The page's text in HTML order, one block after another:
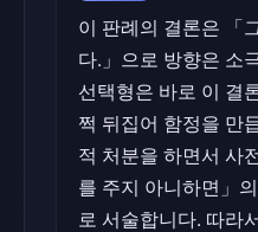
이 판례의 결론은 「
다.」으로 방향은 소
선택형은 바로 이 결
쩍 뒤집어 함정을 만
적 처분을 하면서 사
를 주지 아니하면」
로 서술합니다. 따라